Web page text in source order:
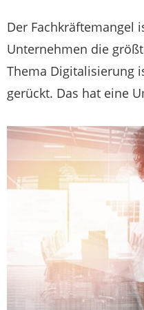
Der Fachkräftemangel
Unternehmen die
Thema Digitalisierung
gerückt. Das hat eine